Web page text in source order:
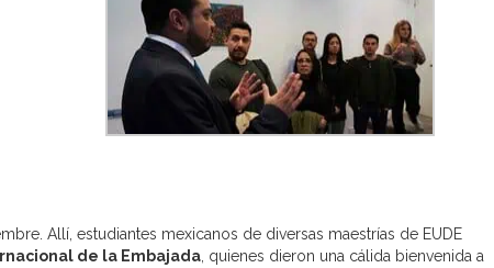
Allí, estudiantes mexicanos de diversas maestrías de EUDE
de la Embajada, quienes dieron una cálida bienvenida a